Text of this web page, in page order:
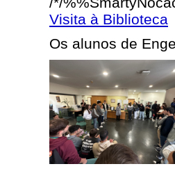
Visita à Biblioteca
Os alunos de